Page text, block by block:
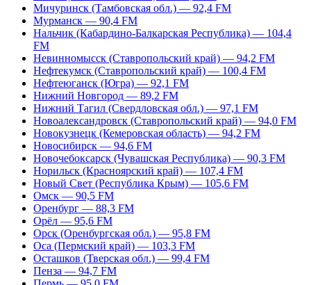
Мичуринск (Тамбовская обл.) — 92,4 FM
Мурманск — 90,4 FM
Нальчик (Кабардино-Балкарская Республика) — 104,4
FM
Невинномысск (Ставропольский край) — 94,2 FM
Нефтекумск (Ставропольский край) — 100,4 FM
Нефтеюганск (Югра) — 92,1 FM
Нижний Новгород — 89,2 FM
Нижний Тагил (Свердловская обл.) — 97,1 FM
Новоалександровск (Ставропольский край) — 94,0 FM
Новокузнецк (Кемеровская область) — 94,2 FM
Новосибирск — 94,6 FM
Новочебоксарск (Чувашская Республика) — 90,3 FM
Норильск (Красноярский край) — 107,4 FM
Новый Свет (Республика Крым) — 105,6 FM
Омск — 90,5 FM
Оренбург — 88,3 FM
Орёл — 95,6 FM
Орск (Оренбургская обл.) — 95,8 FM
Оса (Пермский край) — 103,3 FM
Осташков (Тверская обл.) — 99,4 FM
Пенза — 94,7 FM